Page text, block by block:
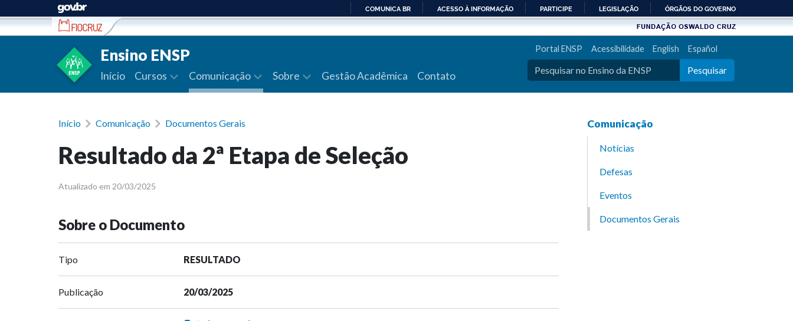
Ir para conteúdo
PARA
COMUNICA BR ACESSO À INFORMAÇÃO PARTICIPE LEGISLAÇÃO ÓRGÃOS DO GOVERNO
Ensino ENSP
Início Cursos Comunicação Sobre Gestão Acadêmica Contato
Portal ENSP Acessibilidade English Español
Pesquisar
Início Comunicação Documentos Gerais
Resultado da 2ª Etapa de Seleção
Atualizado em 20/03/2025
Sobre o Documento
Tipo RESULTADO
Publicação 20/03/2025
Comunicação
Notícias
Defesas
Eventos
Documentos Gerais